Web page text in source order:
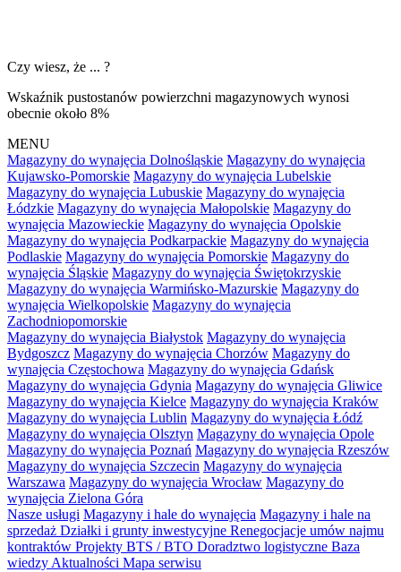
Czy wiesz, że ... ?
Wskaźnik pustostanów powierzchni magazynowych wynosi
obecnie około 8%
MENU
Magazyny do wynajęcia Dolnośląskie Magazyny do wynajęcia
Kujawsko-Pomorskie Magazyny do wynajęcia Lubelskie
Magazyny do wynajęcia Lubuskie Magazyny do wynajęcia
Łódzkie Magazyny do wynajęcia Małopolskie Magazyny do
wynajęcia Mazowieckie Magazyny do wynajęcia Opolskie
Magazyny do wynajęcia Podkarpackie Magazyny do wynajęcia
Podlaskie Magazyny do wynajęcia Pomorskie Magazyny do
wynajęcia Śląskie Magazyny do wynajęcia Świętokrzyskie
Magazyny do wynajęcia Warmińsko-Mazurskie Magazyny do
wynajęcia Wielkopolskie Magazyny do wynajęcia
Zachodniopomorskie
Magazyny do wynajęcia Białystok Magazyny do wynajęcia
Bydgoszcz Magazyny do wynajęcia Chorzów Magazyny do
wynajęcia Częstochowa Magazyny do wynajęcia Gdańsk
Magazyny do wynajęcia Gdynia Magazyny do wynajęcia Gliwice
Magazyny do wynajęcia Kielce Magazyny do wynajęcia Kraków
Magazyny do wynajęcia Lublin Magazyny do wynajęcia Łódź
Magazyny do wynajęcia Olsztyn Magazyny do wynajęcia Opole
Magazyny do wynajęcia Poznań Magazyny do wynajęcia Rzeszów
Magazyny do wynajęcia Szczecin Magazyny do wynajęcia
Warszawa Magazyny do wynajęcia Wrocław Magazyny do
wynajęcia Zielona Góra
Nasze usługi Magazyny i hale do wynajęcia Magazyny i hale na
sprzedaż Działki i grunty inwestycyjne Renegocjacje umów najmu
kontraktów Projekty BTS / BTO Doradztwo logistyczne Baza
wiedzy Aktualności Mapa serwisu